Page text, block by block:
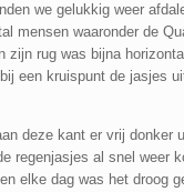
we gelukkig weer
mensen waaronder de
rug was bijna
een kruispunt de jasjes
deze kant er vrij
regenjasjes al snel weer
elke dag was het droog